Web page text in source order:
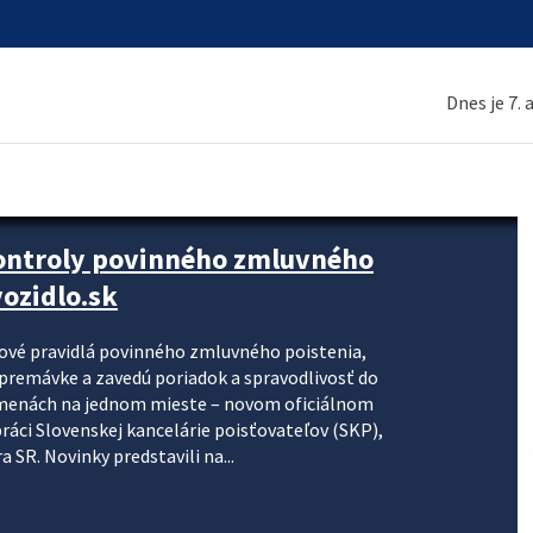
Dnes je 7.
povinného zmluvného
pravidlá povinného zmluvného poistenia,
a zavedú poriadok a spravodlivosť do
na jednom mieste – novom oficiálnom
Slovenskej kancelárie poisťovateľov (SKP),
SR. Novinky predstavili na...